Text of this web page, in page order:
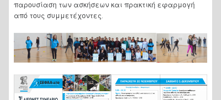
παρουσίαση των ασκήσεων και πρακτική εφαρμογή
από τους συμμετέχοντες.